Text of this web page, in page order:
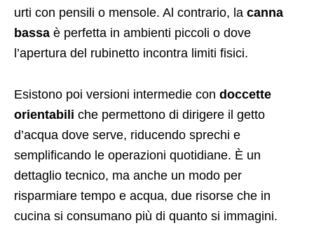
urti con pensili o mensole. Al contrario, la canna
bassa è perfetta in ambienti piccoli o dove
l’apertura del rubinetto incontra limiti fisici.
Esistono poi versioni intermedie con doccette
orientabili che permettono di dirigere il getto
d’acqua dove serve, riducendo sprechi e
semplificando le operazioni quotidiane. È un
dettaglio tecnico, ma anche un modo per
risparmiare tempo e acqua, due risorse che in
cucina si consumano più di quanto si immagini.